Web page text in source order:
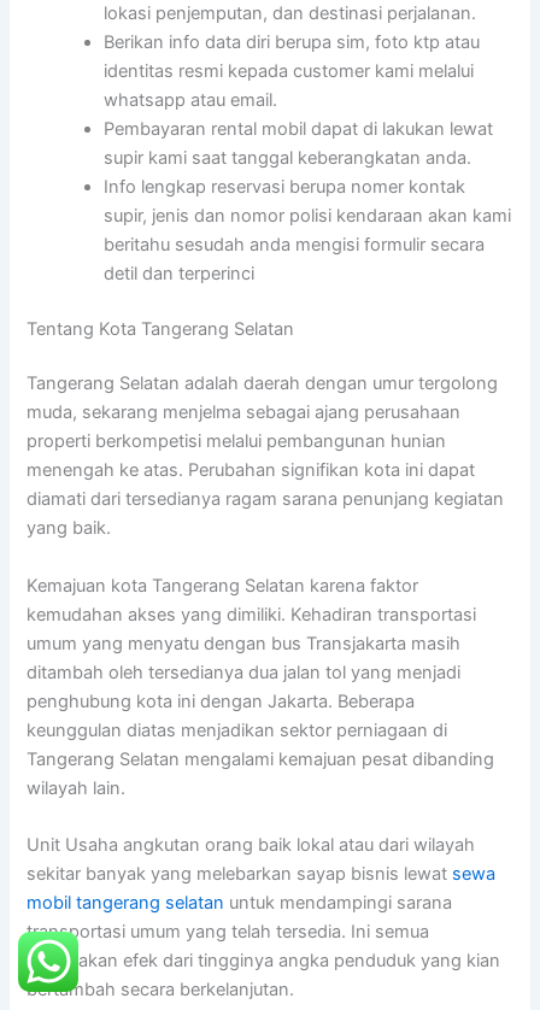
lokasi penjemputan, dan destinasi perjalanan.
Berikan info data diri berupa sim, foto ktp atau
identitas resmi kepada customer kami melalui
whatsapp atau email.
Pembayaran rental mobil dapat di lakukan lewat
supir kami saat tanggal keberangkatan anda.
Info lengkap reservasi berupa nomer kontak
supir, jenis dan nomor polisi kendaraan akan kami
beritahu sesudah anda mengisi formulir secara
detil dan terperinci
Tentang Kota Tangerang Selatan
Tangerang Selatan adalah daerah dengan umur tergolong
muda, sekarang menjelma sebagai ajang perusahaan
properti berkompetisi melalui pembangunan hunian
menengah ke atas. Perubahan signifikan kota ini dapat
diamati dari tersedianya ragam sarana penunjang kegiatan
yang baik.
Kemajuan kota Tangerang Selatan karena faktor
kemudahan akses yang dimiliki. Kehadiran transportasi
umum yang menyatu dengan bus Transjakarta masih
ditambah oleh tersedianya dua jalan tol yang menjadi
penghubung kota ini dengan Jakarta. Beberapa
keunggulan diatas menjadikan sektor perniagaan di
Tangerang Selatan mengalami kemajuan pesat dibanding
wilayah lain.
Unit Usaha angkutan orang baik lokal atau dari wilayah
sekitar banyak yang melebarkan sayap bisnis lewat sewa
mobil tangerang selatan untuk mendampingi sarana
transportasi umum yang telah tersedia. Ini semua
merupakan efek dari tingginya angka penduduk yang kian
bertambah secara berkelanjutan.